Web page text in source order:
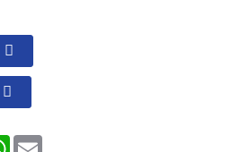
WhatsAppElektron